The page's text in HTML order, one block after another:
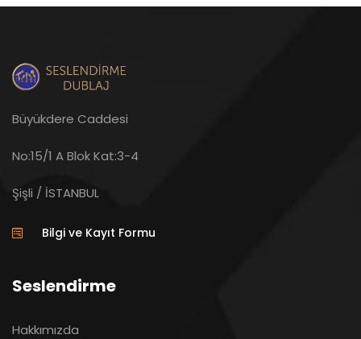
Büyükdere Caddesi
No:15/1 A Blok Kat:3-4
Şişli / İSTANBUL
Bilgi ve Kayıt Formu
Seslendirme
Hakkımızda